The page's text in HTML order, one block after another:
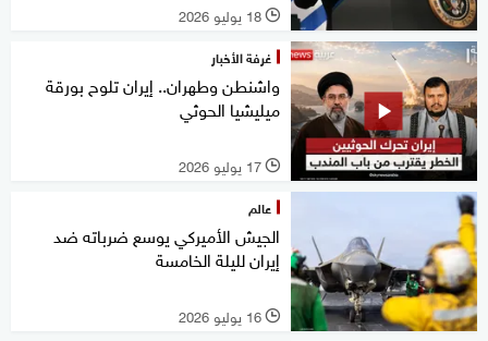
l 18 يوليو 2026
غرفة الأخبار
واشنطن وطهران.. إيران تلوح بورقة
ميليشيا الحوثي
l 17 يوليو 2026
عالم
الجيش الأميركي يوسع ضرباته ضد
إيران لليلة الخامسة
l 16 يوليو 2026